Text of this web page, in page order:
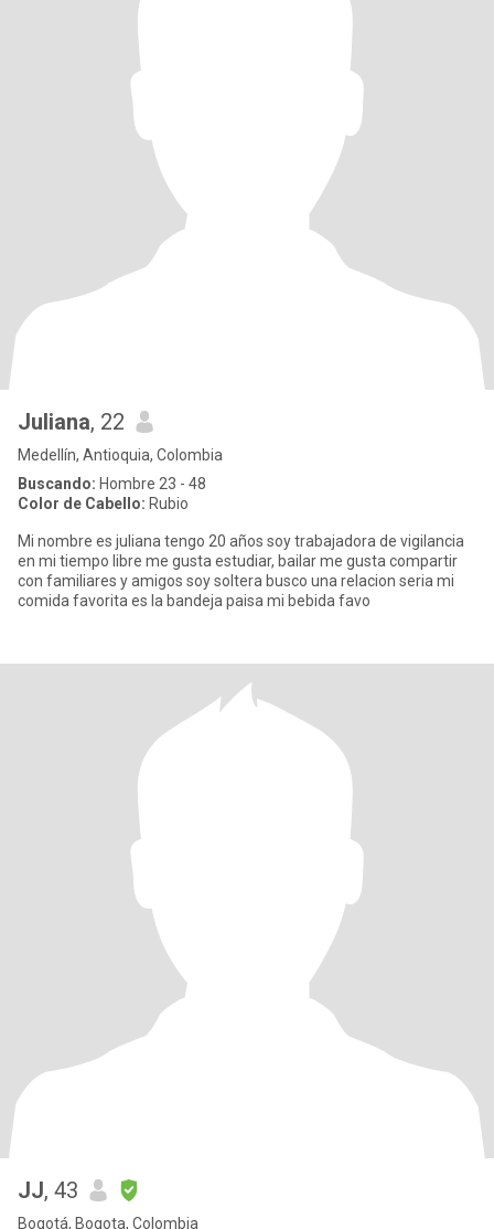
Juliana, 22
Medellín, Antioquia, Colombia
Buscando: Hombre 23 - 48
Color de Cabello: Rubio
Mi nombre es juliana tengo 20 años soy trabajadora de vigilancia
en mi tiempo libre me gusta estudiar, bailar me gusta compartir
con familiares y amigos soy soltera busco una relacion seria mi
comida favorita es la bandeja paisa mi bebida favo
JJ, 43
Bogotá, Bogota, Colombia